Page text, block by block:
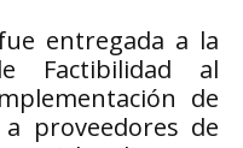
entregada a la
Factibilidad al
de
proveedores de